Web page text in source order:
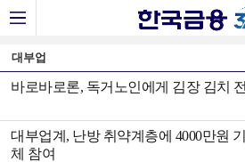
대부업
바로바로론, 독거노인에게 김장 김치
대부업계, 난방 취약계층에 4000만원
체 참여